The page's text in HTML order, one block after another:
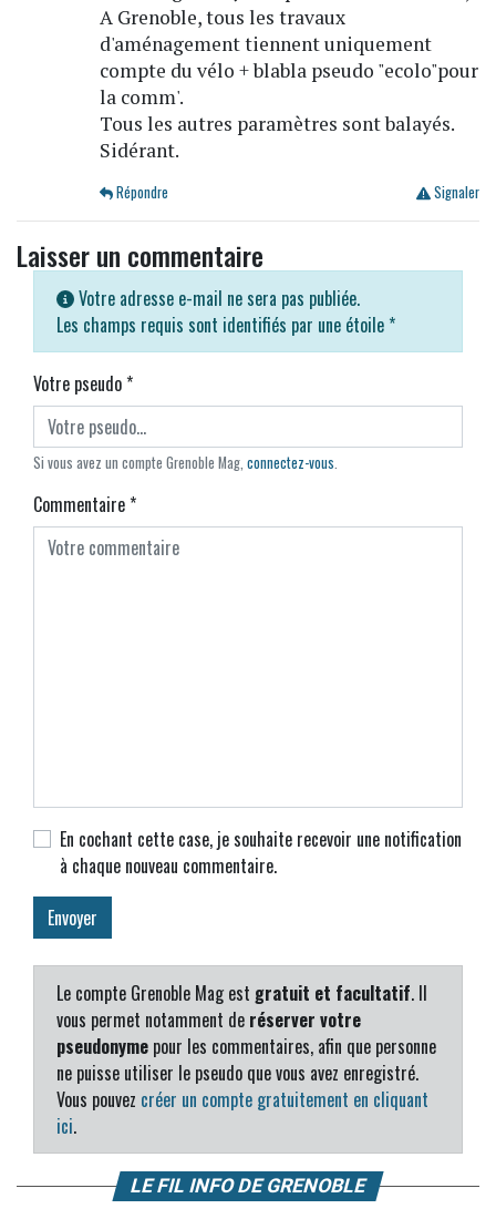
A Grenoble, tous les travaux
d'aménagement tiennent uniquement
compte du vélo + blabla pseudo "ecolo"pour
la comm'.
Tous les autres paramètres sont balayés.
Sidérant.
Signaler
Répondre
Laisser un commentaire
Votre adresse e-mail ne sera pas publiée.
Les champs requis sont identifiés par une étoile *
Votre pseudo*
Si vous avez un compte Grenoble Mag, connectez-vous.
Commentaire*
En cochant cette case, je souhaite recevoir une notification
à chaque nouveau commentaire.
Le compte Grenoble Mag est gratuit et facultatif. Il
vous permet notamment de réserver votre
pseudonyme pour les commentaires, afin que personne
ne puisse utiliser le pseudo que vous avez enregistré.
Vous pouvez créer un compte gratuitement en cliquant
ici.
LE FIL INFO DE GRENOBLE